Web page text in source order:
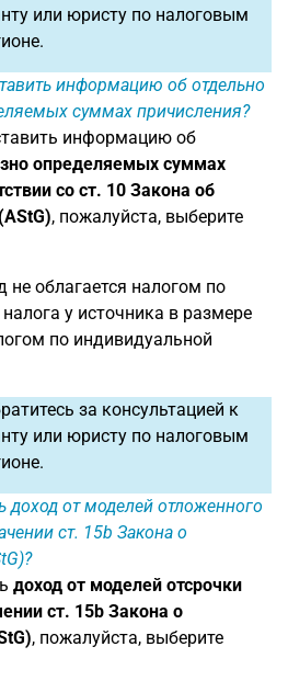
или юристу по налоговым
информацию об отдельно
суммах причисления?
информацию об
определяемых суммах
со ст. 10 Закона об
, пожалуйста, выберите
не облагается налогом по
у источника в размере
по индивидуальной
за консультацией к
или юристу по налоговым
доход от моделей отложенного
ст. 15b Закона о
доход от моделей отсрочки
ст. 15b Закона о
, пожалуйста, выберите